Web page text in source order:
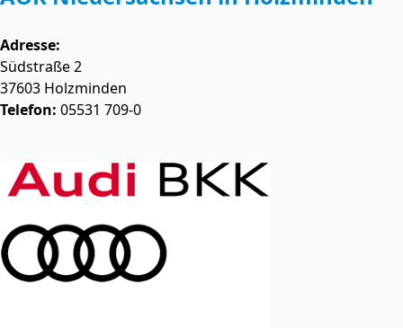
Adresse:
Südstraße 2
37603 Holzminden
Telefon: 05531 709-0